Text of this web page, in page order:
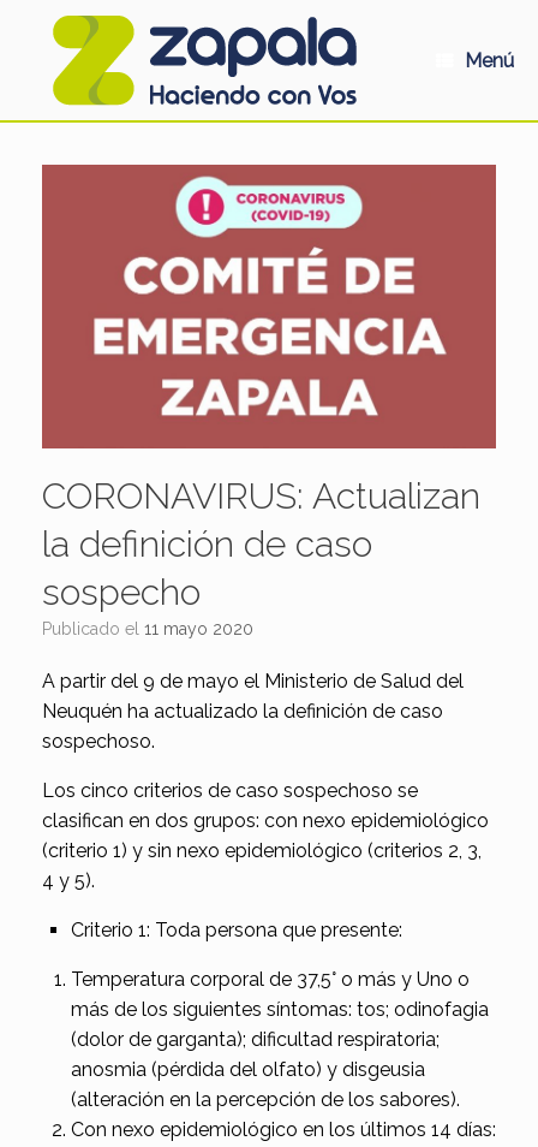
Menú
CORONAVIRUS: Actualizan
la definición de caso
sospecho
Publicado el 11 mayo 2020
A partir del 9 de mayo el Ministerio de Salud del
Neuquén ha actualizado la definición de caso
sospechoso.
Los cinco criterios de caso sospechoso se
clasifican en dos grupos: con nexo epidemiológico
(criterio 1) y sin nexo epidemiológico (criterios 2, 3,
4 y 5).
Criterio 1: Toda persona que presente:
Temperatura corporal de 37,5° o más y Uno o
más de los siguientes síntomas: tos; odinofagia
(dolor de garganta); dificultad respiratoria;
anosmia (pérdida del olfato) y disgeusia
(alteración en la percepción de los sabores).
Con nexo epidemiológico en los últimos 14 días: